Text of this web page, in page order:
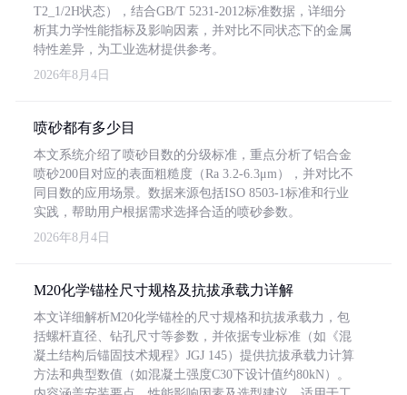
T2_1/2H状态），结合GB/T 5231-2012标准数据，详细分
析其力学性能指标及影响因素，并对比不同状态下的金属
特性差异，为工业选材提供参考。
2026年8月4日
喷砂都有多少目
本文系统介绍了喷砂目数的分级标准，重点分析了铝合金
喷砂200目对应的表面粗糙度（Ra 3.2-6.3μm），并对比不
同目数的应用场景。数据来源包括ISO 8503-1标准和行业
实践，帮助用户根据需求选择合适的喷砂参数。
2026年8月4日
M20化学锚栓尺寸规格及抗拔承载力详解
本文详细解析M20化学锚栓的尺寸规格和抗拔承载力，包
括螺杆直径、钻孔尺寸等参数，并依据专业标准（如《混
凝土结构后锚固技术规程》JGJ 145）提供抗拔承载力计算
方法和典型数值（如混凝土强度C30下设计值约80kN）。